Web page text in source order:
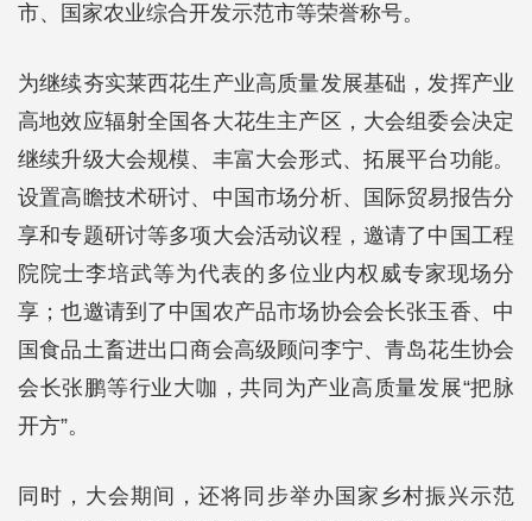
市、国家农业综合开发示范市等荣誉称号。
为继续夯实莱西花生产业高质量发展基础，发挥产业
高地效应辐射全国各大花生主产区，大会组委会决定
继续升级大会规模、丰富大会形式、拓展平台功能。
设置高瞻技术研讨、中国市场分析、国际贸易报告分
享和专题研讨等多项大会活动议程，邀请了中国工程
院院士李培武等为代表的多位业内权威专家现场分
享；也邀请到了中国农产品市场协会会长张玉香、中
国食品土畜进出口商会高级顾问李宁、青岛花生协会
会长张鹏等行业大咖，共同为产业高质量发展“把脉
开方”。
同时，大会期间，还将同步举办国家乡村振兴示范